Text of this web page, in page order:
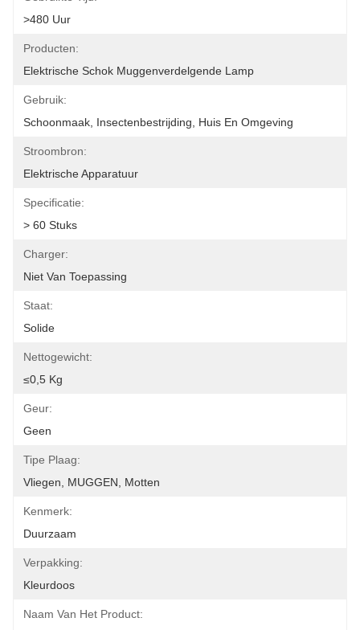
>480 Uur
Producten:
Elektrische Schok Muggenverdelgende Lamp
Gebruik:
Schoonmaak, Insectenbestrijding, Huis En Omgeving
Stroombron:
Elektrische Apparatuur
Specificatie:
> 60 Stuks
Charger:
Niet Van Toepassing
Staat:
Solide
Nettogewicht:
≤0,5 Kg
Geur:
Geen
Tipe Plaag:
Vliegen, MUGGEN, Motten
Kenmerk:
Duurzaam
Verpakking:
Kleurdoos
Naam Van Het Product: